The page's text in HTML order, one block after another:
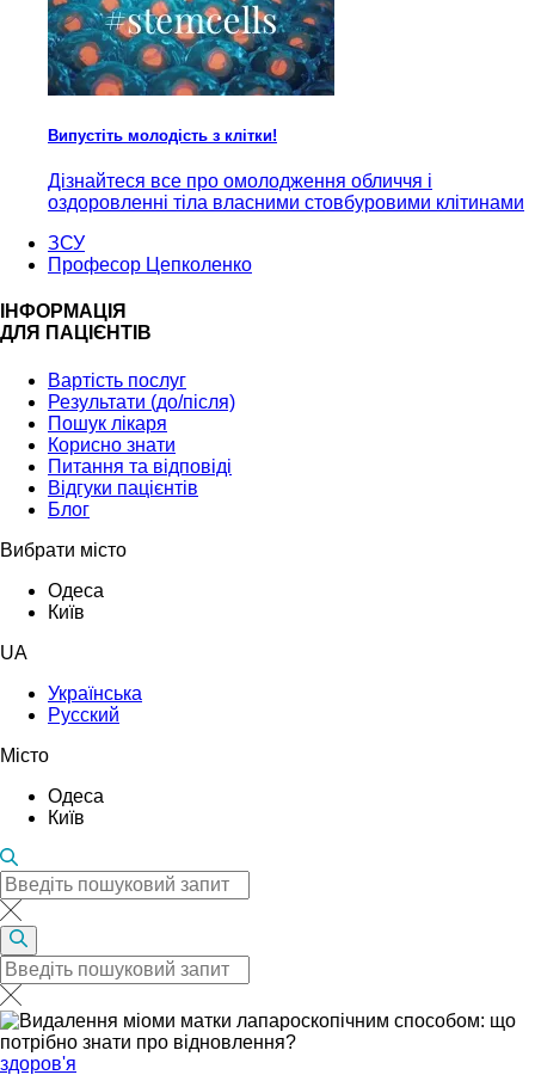
Випустіть молодість з клітки!
Дізнайтеся все про омолодження обличчя і
оздоровленні тіла власними стовбуровими клітинами
ЗСУ
Професор Цепколенко
ІНФОРМАЦІЯ
ДЛЯ ПАЦІЄНТІВ
Вартість послуг
Результати (до/після)
Пошук лікаря
Корисно знати
Питання та відповіді
Відгуки пацієнтів
Блог
Вибрати місто
Одеса
Київ
UA
Українська
Русский
Місто
Одеса
Київ
здоров'я